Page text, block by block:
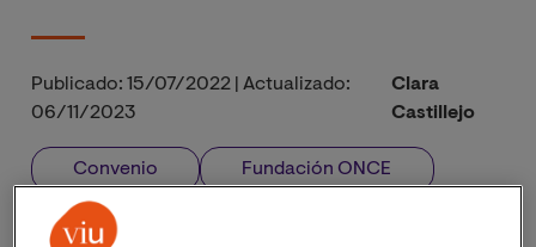
Publicado: 15/07/2022
Actualizado:
06/11/2023
Clara
Castillejo
Convenio Fundación ONCE
Facultad de Ciencias de la Educación